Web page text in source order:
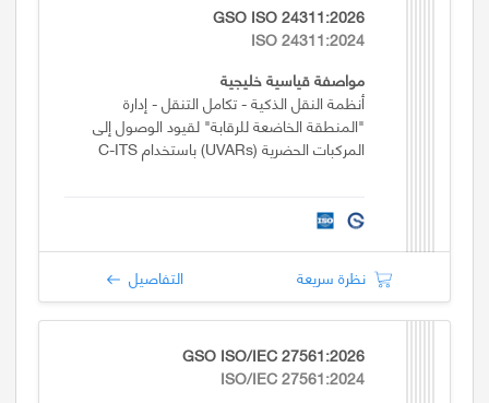
GSO ISO 24311:2026
ISO 24311:2024
مواصفة قياسية خليجية
أنظمة النقل الذكية - تكامل التنقل - إدارة
"المنطقة الخاضعة للرقابة" لقيود الوصول إلى
المركبات الحضرية (UVARs) باستخدام C-ITS
نظرة سريعة التفاصيل
GSO ISO/IEC 27561:2026
ISO/IEC 27561:2024